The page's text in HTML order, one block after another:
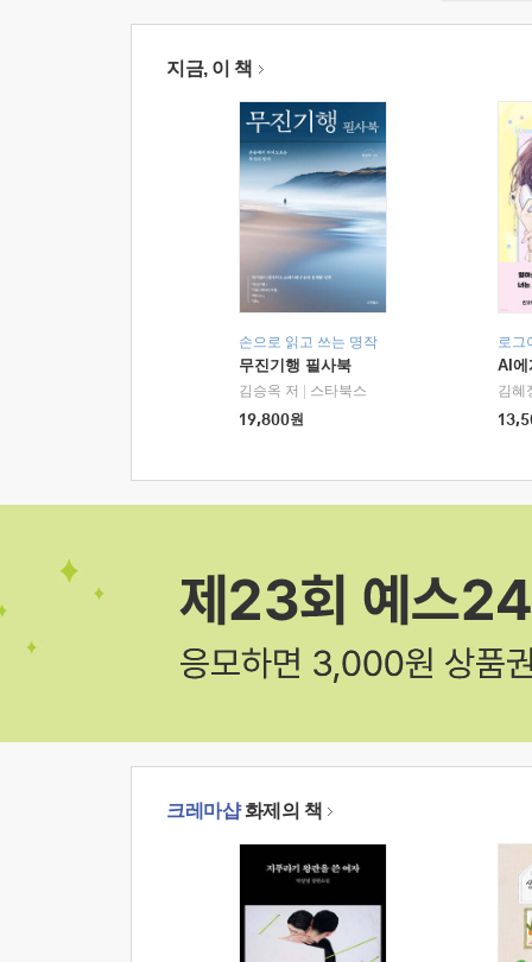
지금, 이 책
손으로 읽고 쓰는 명작
무진기행 필사북
김승옥 저
스타북스
19,800원
로그
AI에
김혜
크레마샵화제의 책